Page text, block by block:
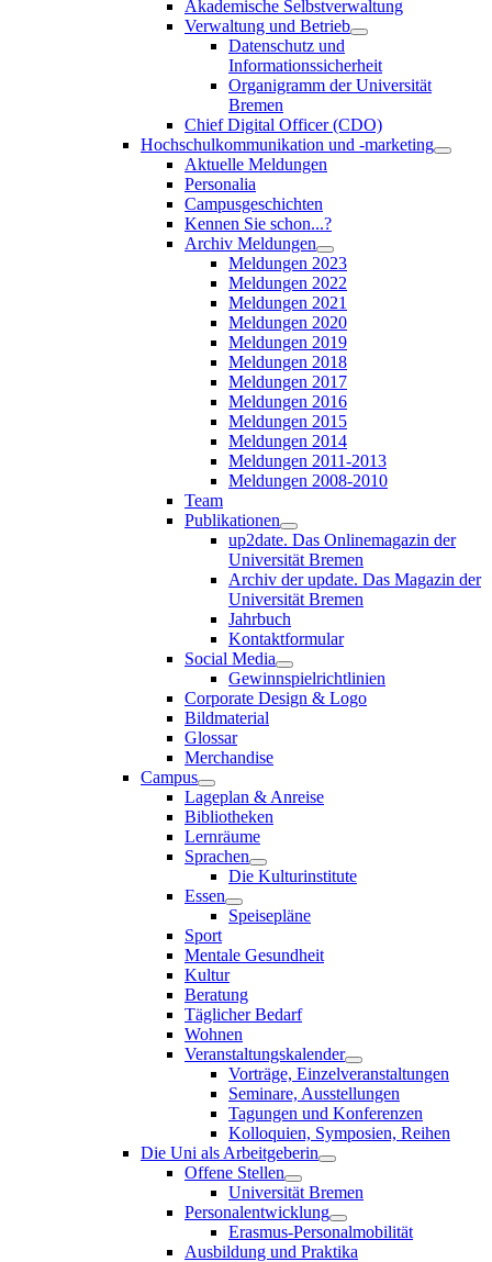
Akademische Selbstverwaltung
Verwaltung und Betrieb
Datenschutz und
Informationssicherheit
Organigramm der Universität
Bremen
Chief Digital Officer (CDO)
Hochschulkommunikation und -marketing
Aktuelle Meldungen
Personalia
Campusgeschichten
Kennen Sie schon...?
Archiv Meldungen
Meldungen 2023
Meldungen 2022
Meldungen 2021
Meldungen 2020
Meldungen 2019
Meldungen 2018
Meldungen 2017
Meldungen 2016
Meldungen 2015
Meldungen 2014
Meldungen 2011-2013
Meldungen 2008-2010
Team
Publikationen
up2date. Das Onlinemagazin der
Universität Bremen
Archiv der update. Das Magazin der
Universität Bremen
Jahrbuch
Kontaktformular
Social Media
Gewinnspielrichtlinien
Corporate Design & Logo
Bildmaterial
Glossar
Merchandise
Campus
Lageplan & Anreise
Bibliotheken
Lernräume
Sprachen
Die Kulturinstitute
Essen
Speisepläne
Sport
Mentale Gesundheit
Kultur
Beratung
Täglicher Bedarf
Wohnen
Veranstaltungskalender
Vorträge, Einzelveranstaltungen
Seminare, Ausstellungen
Tagungen und Konferenzen
Kolloquien, Symposien, Reihen
Die Uni als Arbeitgeberin
Offene Stellen
Universität Bremen
Personalentwicklung
Erasmus-Personalmobilität
Ausbildung und Praktika